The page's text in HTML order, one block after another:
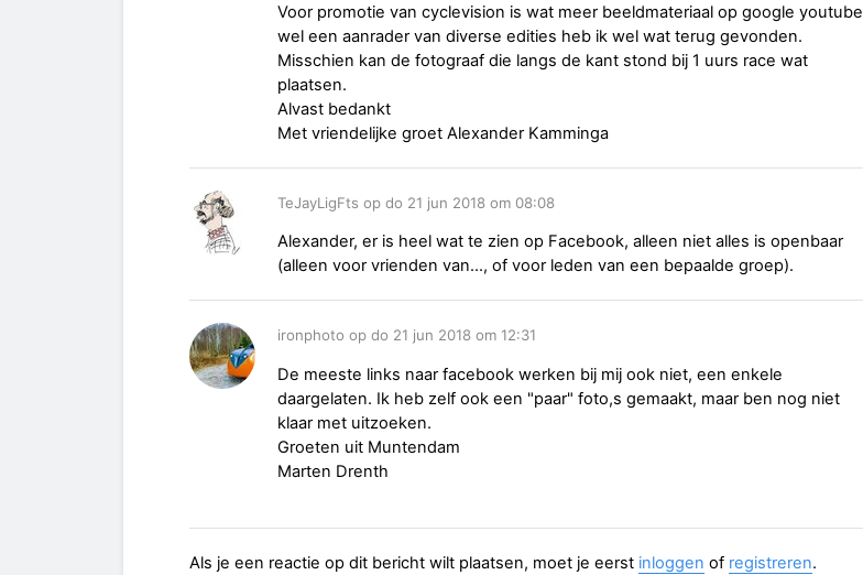
Voor promotie van cyclevision is wat meer beeldmateriaal op google youtube
wel een aanrader van diverse edities heb ik wel wat terug gevonden.
Misschien kan de fotograaf die langs de kant stond bij 1 uurs race wat
plaatsen.
Alvast bedankt
Met vriendelijke groet Alexander Kamminga
TeJayLigFts op do 21 jun 2018 om 08:08
Alexander, er is heel wat te zien op Facebook, alleen niet alles is openbaar
(alleen voor vrienden van..., of voor leden van een bepaalde groep).
ironphoto op do 21 jun 2018 om 12:31
De meeste links naar facebook werken bij mij ook niet, een enkele
daargelaten. Ik heb zelf ook een "paar" foto,s gemaakt, maar ben nog niet
klaar met uitzoeken.
Groeten uit Muntendam
Marten Drenth
Als je een reactie op dit bericht wilt plaatsen, moet je eerst inloggen of registreren.